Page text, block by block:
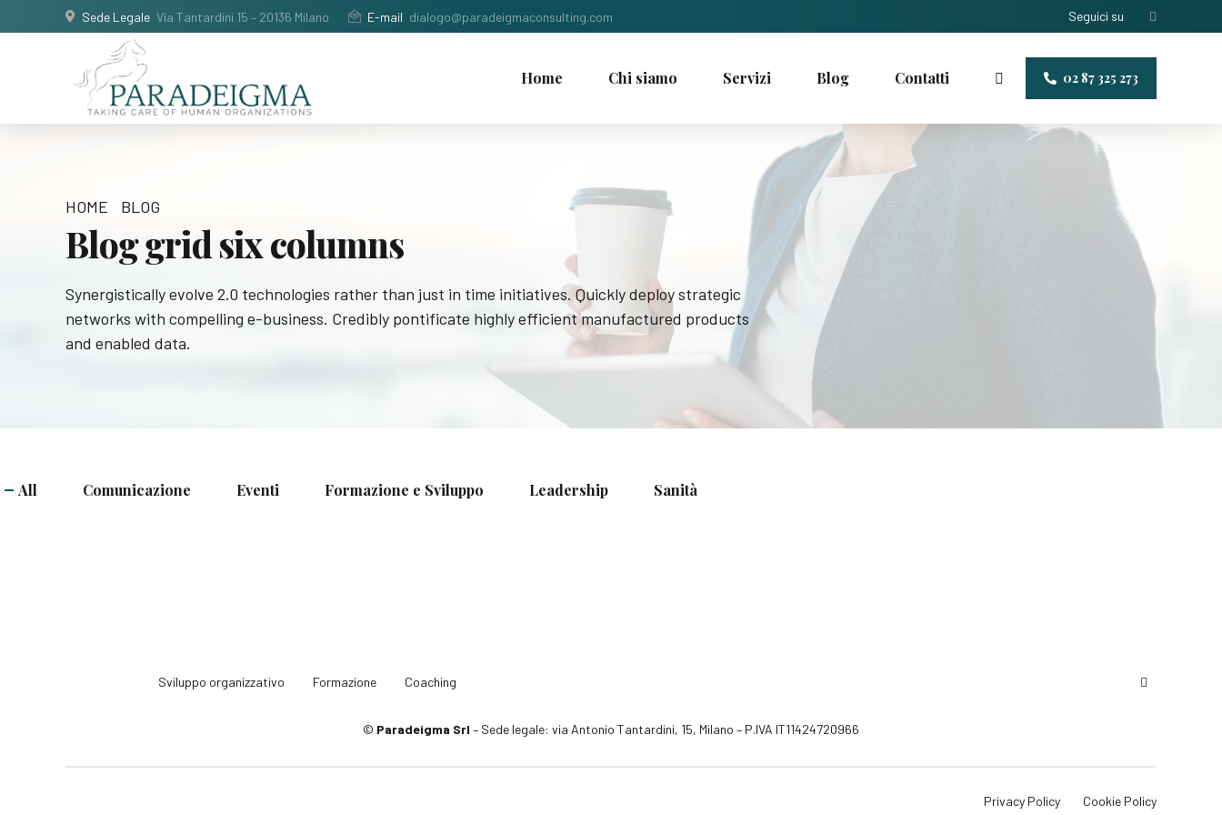
Sede Legale Via Tantardini 15 – 20136 Milano E-mail dialogo@paradeigmaconsulting.com Seguici su
02 87 325 273
Home Chi siamo Servizi Blog Contatti
HOME BLOG
Blog grid six columns
Synergistically evolve 2.0 technologies rather than just in time initiatives. Quickly deploy strategic
networks with compelling e-business. Credibly pontificate highly efficient manufactured products
and enabled data.
All Comunicazione Eventi Formazione e Sviluppo Leadership Sanità
Sviluppo organizzativo Formazione Coaching
© Paradeigma Srl – Sede legale: via Antonio Tantardini, 15, Milano – P.IVA IT11424720966
Privacy Policy Cookie Policy